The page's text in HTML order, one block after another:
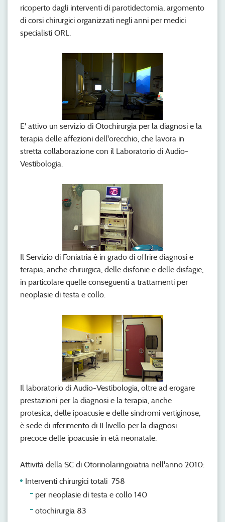
ricoperto dagli interventi di parotidectomia, argomento
di corsi chirurgici organizzati negli anni per medici
specialisti ORL.
E' attivo un servizio di Otochirurgia per la diagnosi e la
terapia delle affezioni dell'orecchio, che lavora in
stretta collaborazione con il Laboratorio di Audio-
Vestibologia.
Il Servizio di Foniatria è in grado di offrire diagnosi e
terapia, anche chirurgica, delle disfonie e delle disfagie,
in particolare quelle conseguenti a trattamenti per
neoplasie di testa e collo.
Il laboratorio di Audio-Vestibologia, oltre ad erogare
prestazioni per la diagnosi e la terapia, anche
protesica, delle ipoacusie e delle sindromi vertiginose,
è sede di riferimento di II livello per la diagnosi
precoce delle ipoacusie in età neonatale.
Attività della SC di Otorinolaringoiatria nell'anno 2010:
Interventi chirurgici totali 758
per neoplasie di testa e collo 140
otochirurgia 83